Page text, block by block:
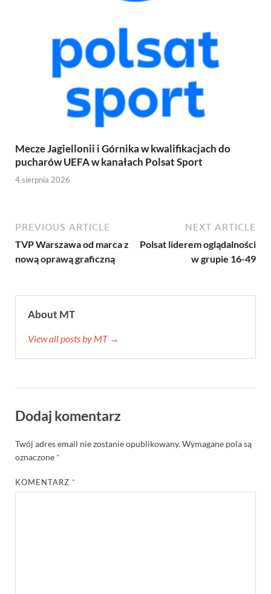
Mecze Jagiellonii i Górnika w kwalifikacjach do
pucharów UEFA w kanałach Polsat Sport
4 sierpnia 2026
PREVIOUS ARTICLE
TVP Warszawa od marca z
nową oprawą graficzną
NEXT ARTICLE
Polsat liderem oglądalności
w grupie 16-49
About MT
View all posts by MT →
Dodaj komentarz
Twój adres email nie zostanie opublikowany.Wymagane pola są
oznaczone *
KOMENTARZ *